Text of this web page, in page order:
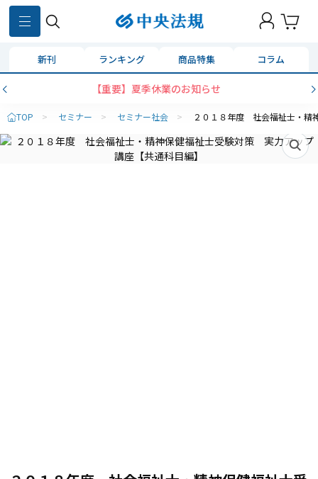
新刊 ランキング 商品特集 コラム
【重要】夏季休業のお知らせ
TOP > セミナー > セミナー社会 > ２０１８年度 社会福祉士・精